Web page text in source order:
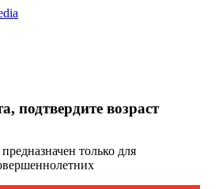
подтвердите возраст
только для